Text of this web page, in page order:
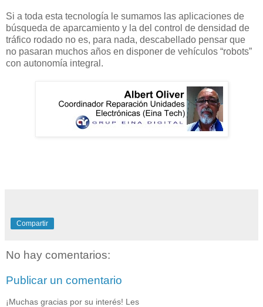
Si a toda esta tecnología le sumamos las aplicaciones de
búsqueda de aparcamiento y la del control de densidad de
tráfico rodado no es, para nada, descabellado pensar que
no pasaran muchos años en disponer de vehículos “robots”
con autonomía integral.
Compartir
No hay comentarios:
Publicar un comentario
¡Muchas gracias por su interés! Les